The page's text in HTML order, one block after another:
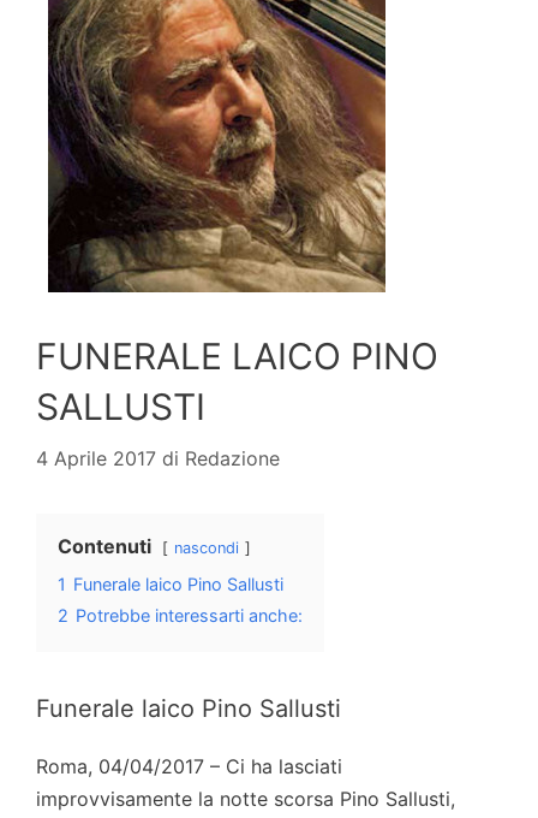
FUNERALE LAICO PINO
SALLUSTI
4 Aprile 2017 di Redazione
Contenuti nascondi
1 Funerale laico Pino Sallusti
2 Potrebbe interessarti anche:
Funerale laico Pino Sallusti
Roma, 04/04/2017 – Ci ha lasciati
improvvisamente la notte scorsa Pino Sallusti,